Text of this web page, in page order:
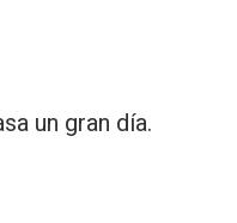
un gran día.